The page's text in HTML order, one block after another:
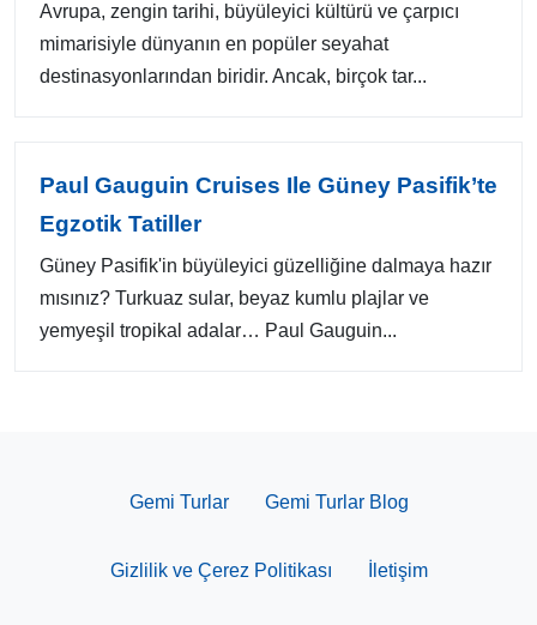
Avrupa, zengin tarihi, büyüleyici kültürü ve çarpıcı
mimarisiyle dünyanın en popüler seyahat
destinasyonlarından biridir. Ancak, birçok tar...
Paul Gauguin Cruises Ile Güney Pasifik’te
Egzotik Tatiller
Güney Pasifik'in büyüleyici güzelliğine dalmaya hazır
mısınız? Turkuaz sular, beyaz kumlu plajlar ve
yemyeşil tropikal adalar… Paul Gauguin...
Gemi Turlar Gemi Turlar Blog
Gizlilik ve Çerez Politikası İletişim